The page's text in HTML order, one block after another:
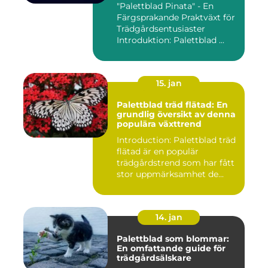
"Palettblad Pinata" - En
Färgsprakande Praktväxt för
Trädgårdsentusiaster
Introduktion: Palettblad ...
15. jan
Palettblad träd flätad: En
grundlig översikt av denna
populära växttrend
Introduction: Palettblad träd
flätad är en populär
trädgårdstrend som har fått
stor uppmärksamhet de...
14. jan
Palettblad som blommar:
En omfattande guide för
trädgårdsälskare